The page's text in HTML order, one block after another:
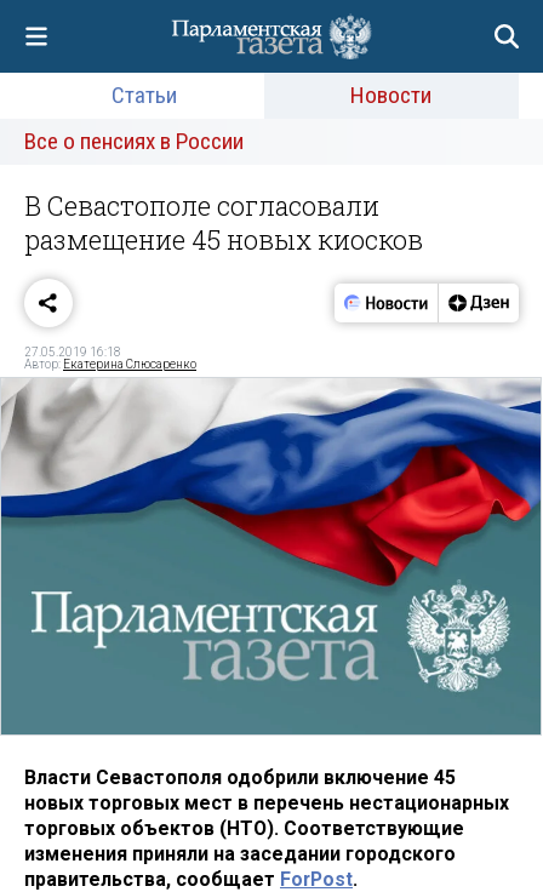
Статьи
Новости
Все о пенсиях в России
В Севастополе согласовали
размещение 45 новых киосков
27.05.2019 16:18
Автор: Екатерина Слюсаренко
Власти Севастополя одобрили включение 45
новых торговых мест в перечень нестационарных
торговых объектов (НТО). Соответствующие
изменения приняли на заседании городского
правительства, сообщает ForPost.